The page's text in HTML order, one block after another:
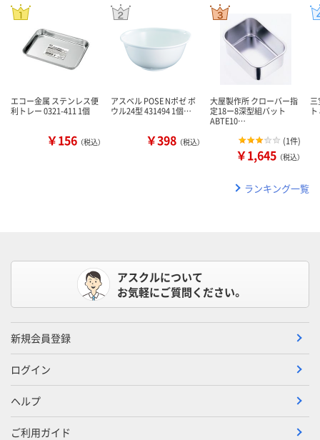
エコー金属 ステンレス便
利トレー 0321-411 1個
￥156 （税込）
アスベル POSE Nポゼ ボ
ウル24型 431494 1個…
￥398 （税込）
大屋製作所 クローバー指
定18ー8深型組バット
ABTE10…
(1件)
￥1,645 （税込）
ランキング一覧
アスクルについて
お気軽にご質問ください。
新規会員登録
ログイン
ヘルプ
ご利用ガイド